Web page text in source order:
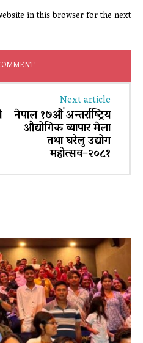
in this browser for the next
Next article
नेपाल १७औं अन्तर्राष्ट्रिय
औद्योगिक व्यापार मेला
तथा घरेलु उद्योग
महोत्सव–२०८१